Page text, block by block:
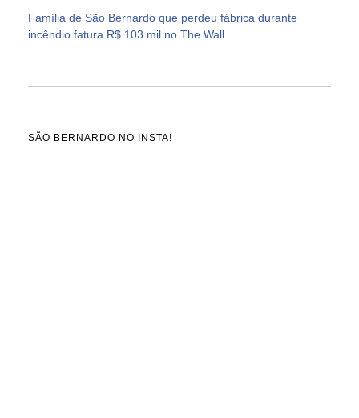
Família de São Bernardo que perdeu fábrica durante
incêndio fatura R$ 103 mil no The Wall
SÃO BERNARDO NO INSTA!